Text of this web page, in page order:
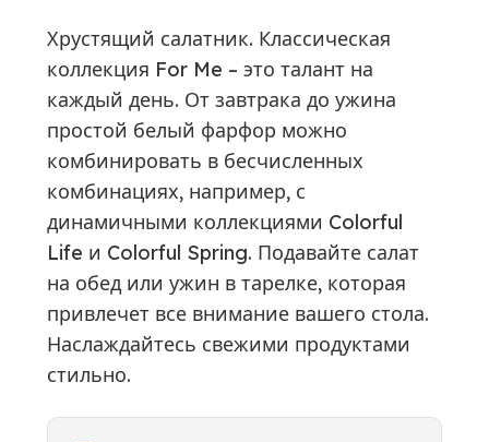
Хрустящий салатник. Классическая
коллекция For Me – это талант на
каждый день. От завтрака до ужина
простой белый фарфор можно
комбинировать в бесчисленных
комбинациях, например, с
динамичными коллекциями Colorful
Life и Colorful Spring. Подавайте салат
на обед или ужин в тарелке, которая
привлечет все внимание вашего стола.
Наслаждайтесь свежими продуктами
стильно.